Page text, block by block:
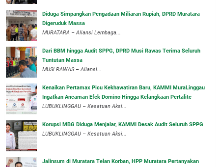
Diduga Simpangkan Pengadaan Miliaran Rupiah, DPRD Muratara
Digeruduk Massa
‎MURATARA – Aliansi Lembaga...
Dari BBM hingga Audit SPPG, DPRD Musi Rawas Terima Seluruh
Tuntutan Massa
MUSI RAWAS – Aliansi...
‎Kenaikan Pertamax Picu Kekhawatiran Baru, KAMMI MuraLinggau
Ingatkan Ancaman Efek Domino Hingga Kelangkaan Pertalite
‎LUBUKLINGGAU – Kesatuan Aksi...
Korupsi MBG Diduga Menjalar, KAMMI Desak Audit Seluruh SPPG
‎LUBUKLINGGAU – Kesatuan Aksi...
‎Jalinsum di Muratara Telan Korban, HPP Muratara Pertanyakan